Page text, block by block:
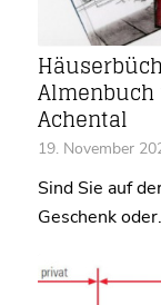
Almenbuch
Achental
19. November
Sind Sie auf
Geschenk